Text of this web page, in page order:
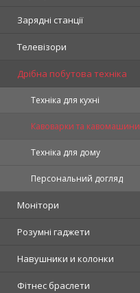
Зарядні станції
Телевізори
Дрібна побутова техніка
Техніка для кухні
Кавоварки та кавомашини
Техніка для дому
Персональний догляд
Монітори
Розумні гаджети
Навушники и колонки
Фітнес браслети